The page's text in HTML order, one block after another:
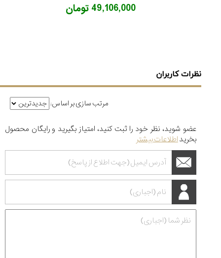
49,106,000 تومان
نظرات کاربران
مرتب سازی بر اساس:
عضو شوید، نظر خود را ثبت کنید، امتیاز بگیرید و رایگان محصول
بخریداطلاعات بیشتر